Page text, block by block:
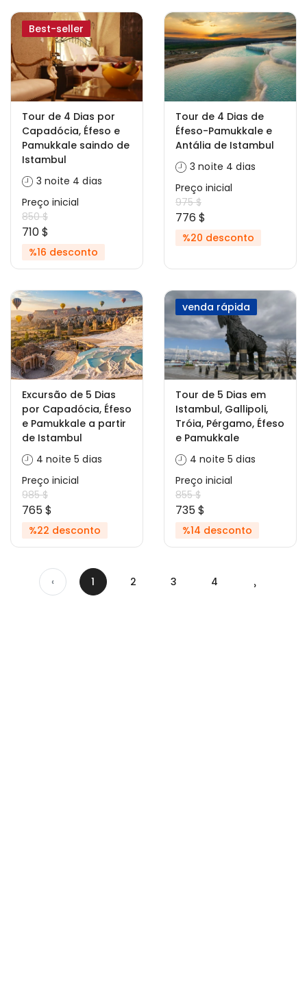
Best-seller
Tour de 4 Dias por
Capadócia, Éfeso e
Pamukkale saindo de
Istambul
3 noite 4 dias
Preço inicial
850 $
710 $
%16 desconto
Tour de 4 Dias de
Éfeso-Pamukkale e
Antália de Istambul
3 noite 4 dias
Preço inicial
975 $
776 $
%20 desconto
Excursão de 5 Dias
por Capadócia, Éfeso
e Pamukkale a partir
de Istambul
4 noite 5 dias
Preço inicial
985 $
765 $
%22 desconto
venda rápida
Tour de 5 Dias em
Istambul, Gallipoli,
Tróia, Pérgamo, Éfeso
e Pamukkale
4 noite 5 dias
Preço inicial
855 $
735 $
%14 desconto
‹ 1 2 3 4 ›